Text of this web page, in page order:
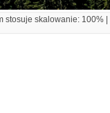
stosuje skalowanie: 100%